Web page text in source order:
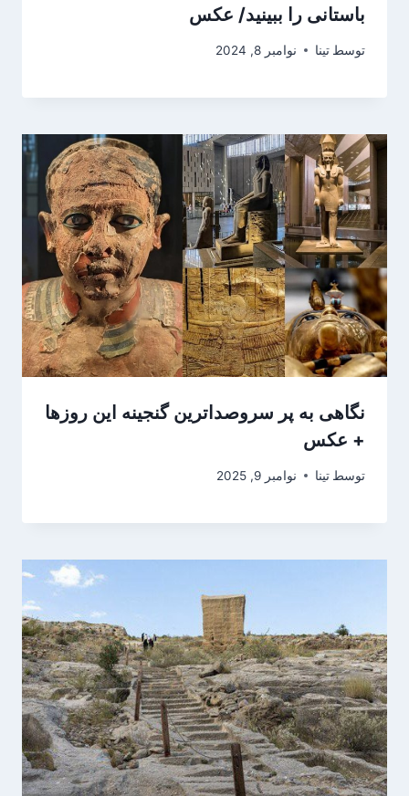
باستانی را ببینید/ عکس
توسط تینا نوامبر 8, 2024
نگاهی به پر سروصداترین گنجینه این روزها
+ عکس
توسط تینا نوامبر 9, 2025